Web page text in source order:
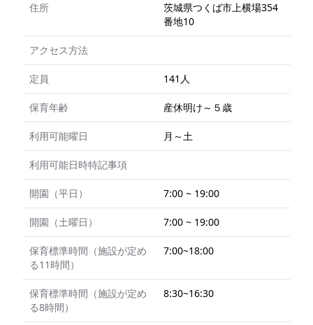
住所
茨城県つくば市上横場354
番地10
アクセス方法
定員 141人
保育年齢 産休明け～５歳
利用可能曜日 月～土
利用可能日時特記事項
開園（平日） 7:00 ~ 19:00
開園（土曜日） 7:00 ~ 19:00
保育標準時間（施設が定め
る11時間）
7:00~18:00
保育標準時間（施設が定め
る8時間）
8:30~16:30